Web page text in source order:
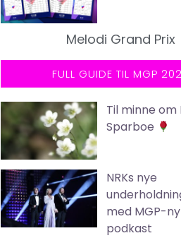
Melodi Grand Prix
FULL GUIDE TIL MGP
Til minne om
Sparboe
NRKs nye
med MGP-
podkast